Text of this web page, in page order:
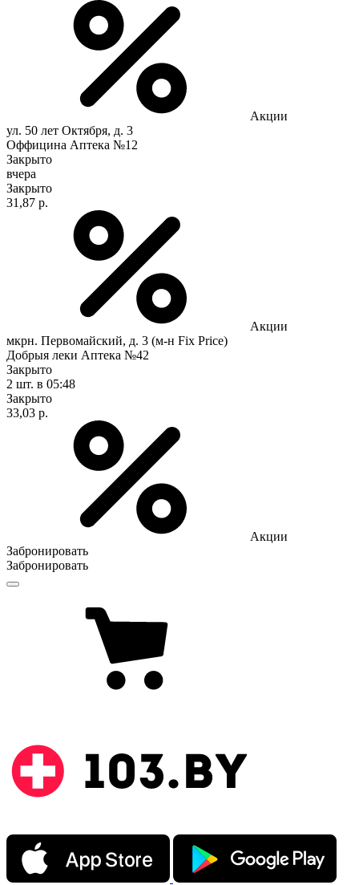
Акции
ул. 50 лет Октября, д. 3
Оффицина Аптека №12
Закрыто
вчера
Закрыто
31,87 р.
Акции
мкрн. Первомайский, д. 3 (м-н Fix Рrice)
Добрыя леки Аптека №42
Закрыто
2 шт. в 05:48
Закрыто
33,03 р.
Акции
Забронировать
Забронировать